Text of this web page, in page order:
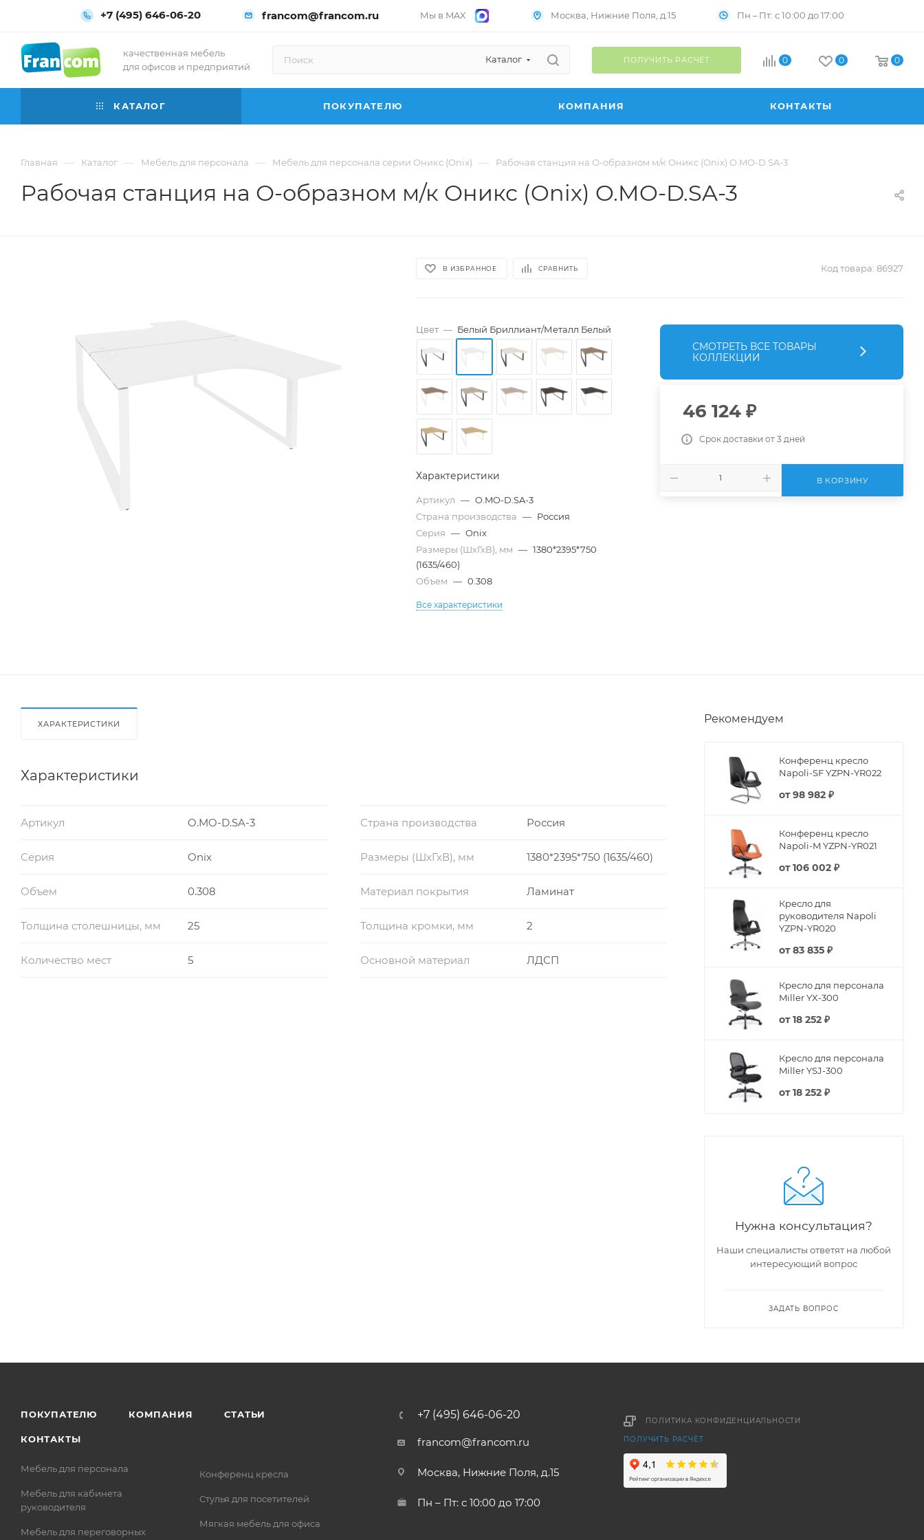
+7 (495) 646-06-20 francom@francom.ru Мы в MAX Москва, Нижние Поля, д.15 Пн – Пт: с 10:00 до 17:00
качественная мебель
для офисов и предприятий
Каталог ПОЛУЧИТЬ РАСЧЁТ 0 0 0
КАТАЛОГ ПОКУПАТЕЛЮ КОМПАНИЯ КОНТАКТЫ
Главная — Каталог — Мебель для персонала — Мебель для персонала серии Оникс (Onix) — Рабочая станция на О-образном м/к Оникс (Onix) O.MO-D.SA-3
Рабочая станция на О-образном м/к Оникс (Onix) O.MO-D.SA-3
В ИЗБРАННОЕ СРАВНИТЬ Код товара: 86927
Цвет — Белый Бриллиант/Металл Белый
Характеристики
Артикул — O.MO-D.SA-3
Страна производства — Россия
Серия — Onix
Размеры (ШхГхВ), мм — 1380*2395*750
(1635/460)
Объем — 0.308
Все характеристики
СМОТРЕТЬ ВСЕ ТОВАРЫ
КОЛЛЕКЦИИ
46 124₽
Срок доставки от 3 дней
В КОРЗИНУ
ХАРАКТЕРИСТИКИ
Характеристики
Артикул O.MO-D.SA-3 Страна производства Россия
Серия Onix Размеры (ШхГхВ), мм 1380*2395*750 (1635/460)
Объем 0.308 Материал покрытия Ламинат
Толщина столешницы, мм 25 Толщина кромки, мм 2
Количество мест 5 Основной материал ЛДСП
Рекомендуем
Конференц кресло
Napoli-SF YZPN-YR022
от98 982 ₽
Конференц кресло
Napoli-M YZPN-YR021
от106 002 ₽
Кресло для
руководителя Napoli
YZPN-YR020
от83 835 ₽
Кресло для персонала
Miller YX-300
от18 252 ₽
Кресло для персонала
Miller YSJ-300
от18 252 ₽
Нужна консультация?
Наши специалисты ответят на любой
интересующий вопрос
ЗАДАТЬ ВОПРОС
ПОКУПАТЕЛЮ КОМПАНИЯ СТАТЬИ
КОНТАКТЫ
Мебель для персонала
Мебель для кабинета
руководителя
Мебель для переговорных
Конференц кресла
Стулья для посетителей
Мягкая мебель для офиса
+7 (495) 646-06-20
francom@francom.ru
Москва, Нижние Поля, д.15
Пн – Пт: с 10:00 до 17:00
ПОЛИТИКА КОНФИДЕНЦИАЛЬНОСТИ
ПОЛУЧИТЬ РАСЧЁТ